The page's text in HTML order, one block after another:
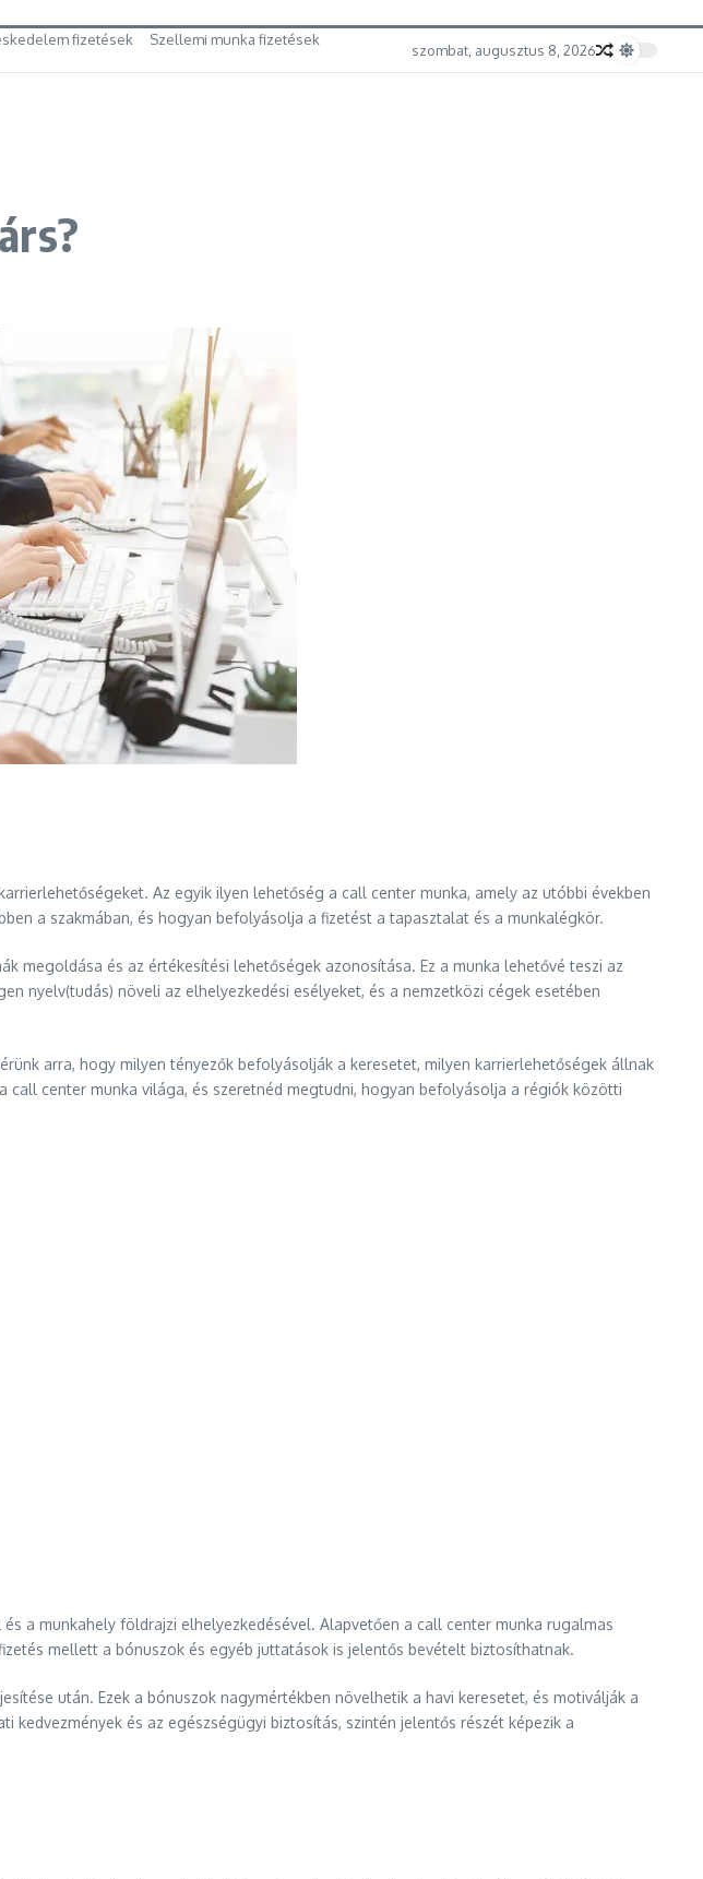
fizetések
Szellemi munka fizetések
szombat, augusztus 8, 2026
Az egyik ilyen lehetőség a call center munka, amely az utóbbi években
a szakmában, és hogyan befolyásolja a fizetést a tapasztalat és a munkalégkör.
megoldása és az értékesítési lehetőségek azonosítása. Ez a munka lehetővé teszi az
nyelv(tudás) növeli az elhelyezkedési esélyeket, és a nemzetközi cégek esetében
arra, hogy milyen tényezők befolyásolják a keresetet, milyen karrierlehetőségek állnak
center munka világa, és szeretnéd megtudni, hogyan befolyásolja a régiók közötti
a munkahely földrajzi elhelyezkedésével. Alapvetően a call center munka rugalmas
mellett a bónuszok és egyéb juttatások is jelentős bevételt biztosíthatnak.
után. Ezek a bónuszok nagymértékben növelhetik a havi keresetet, és motiválják a
és az egészségügyi biztosítás, szintén jelentős részét képezik a